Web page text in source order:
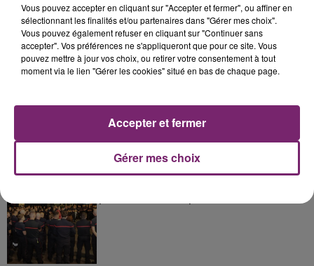
de Frelinghien !
158 pompiers de la région sont
Vous pouvez accepter en cliquant sur "Accepter et fermer", ou affiner en
sélectionnant les finalités et/ou partenaires dans "Gérer mes choix".
Vous pouvez également refuser en cliquant sur "Continuer sans
accepter". Vos préférences ne s'appliqueront que pour ce site. Vous
pouvez mettre à jour vos choix, ou retirer votre consentement à tout
moment via le lien "Gérer les cookies" situé en bas de chaque page.
Gérer mes choix
Accepter et fermer